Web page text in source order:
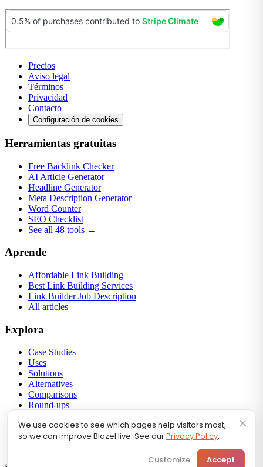
Precios
Aviso legal
Términos
Privacidad
Contacto
Configuración de cookies
Herramientas gratuitas
Free Backlink Checker
AI Article Generator
Headline Generator
Meta Description Generator
Word Counter
SEO Checklist
See all 48 tools →
Aprende
Affordable Link Building
Best Link Building Services
Link Builder Job Description
All articles
Explora
Case Studies
Uses
Solutions
Alternatives
Comparisons
Round-ups
Backlink Profiles
Calculators
×
We use cookies to see which pages help visitors most,
so we can improve BlazeHive. See ourPrivacy Policy.
Customize Accept